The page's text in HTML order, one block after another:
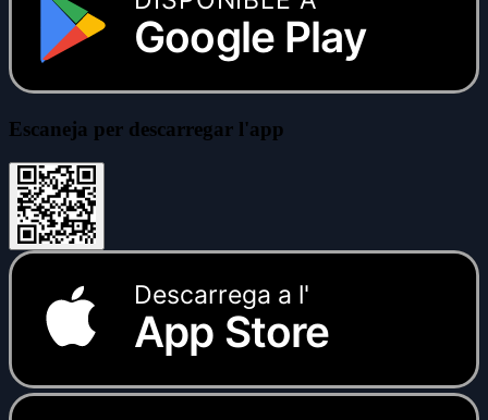
Google Play
Escaneja per descarregar l'app
Descarrega a l'
App Store